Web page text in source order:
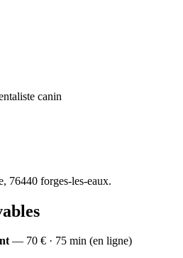
canin
76440 forges-les-eaux.
— 70 € · 75 min (en ligne)